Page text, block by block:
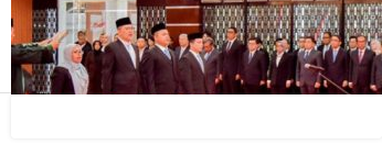
Lana Saria Dilantik Sebagai
Kepala Badan Geologi